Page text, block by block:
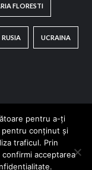
FLORESTI
RUSIA UCRAINA
by AF
pentru a-ți
conținut și
traficul. Prin
acceptarea